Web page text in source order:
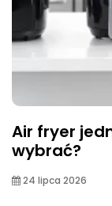
Air fryer
wybrać?
24 lipca 2026